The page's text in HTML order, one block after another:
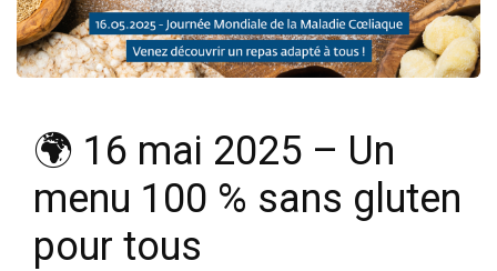
🌍 16 mai 2025 – Un
menu 100 % sans gluten
pour tous